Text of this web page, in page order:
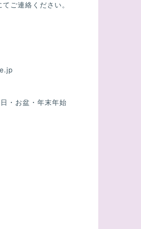
ご連絡ください。
・お盆・年末年始